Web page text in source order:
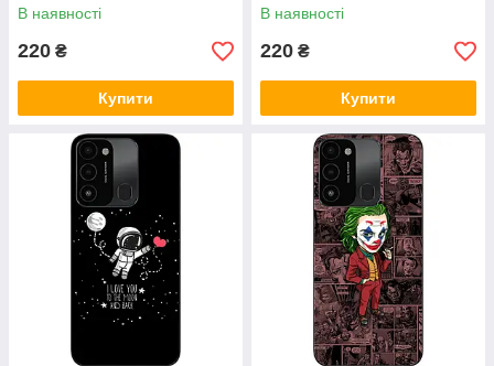
В наявності
220 ₴
Купити
В наявності
220 ₴
Купити